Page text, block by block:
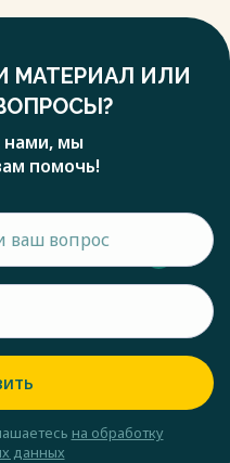
МАТЕРИАЛ ИЛИ
нами, мы
помочь!
на обработку
данных